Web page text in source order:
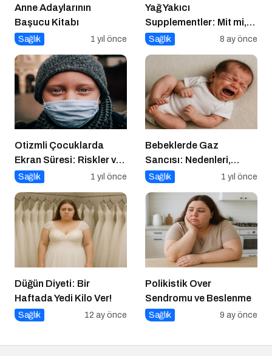
Anne Adaylarının
Başucu Kitabı
Sağlık 1 yıl önce
Yağ Yakıcı
Supplementler: Mit mi,
Gerçek mi?
Sağlık 8 ay önce
Otizmli Çocuklarda
Ekran Süresi: Riskler ve
Öneriler
Sağlık 1 yıl önce
Bebeklerde Gaz
Sancısı: Nedenleri,
Belirtileri ve Etkili
Sağlık 1 yıl önce
Düğün Diyeti: Bir
Haftada Yedi Kilo Ver!
Sağlık 12 ay önce
Polikistik Over
Sendromu ve Beslenme
Sağlık 9 ay önce